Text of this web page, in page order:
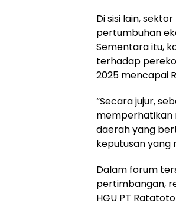
Di sisi lain,
pertumbuhan
Sementara itu,
terhadap
2025 mencapai
“Secara jujur,
memperhatikan
daerah yang
keputusan yang
Dalam forum
pertimbangan,
HGU PT